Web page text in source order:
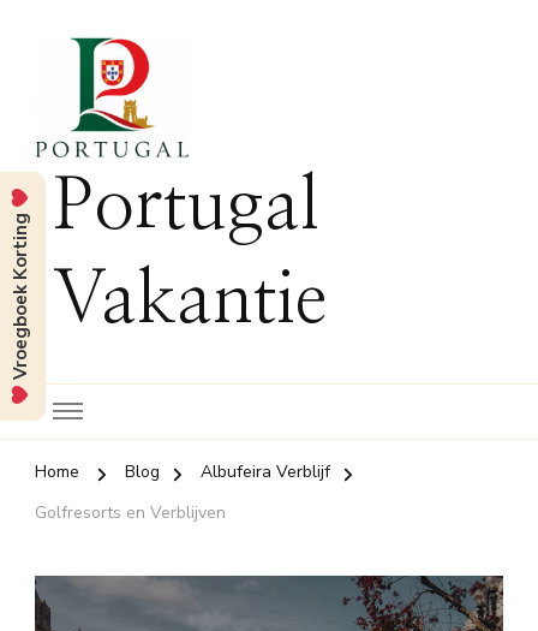
Portugal
Vakantie
Home Blog
Albufeira Verblijf
Golfresorts en Verblijven
Vroegboek Korting